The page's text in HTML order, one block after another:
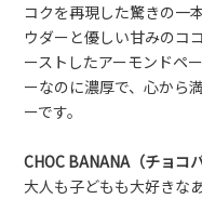
コクを再現した驚きの一
ウダーと優しい甘みのコ
ーストしたアーモンドペ
ーなのに濃厚で、心から
ーです。
CHOC BANANA（チョコ
大人も子どもも大好きな